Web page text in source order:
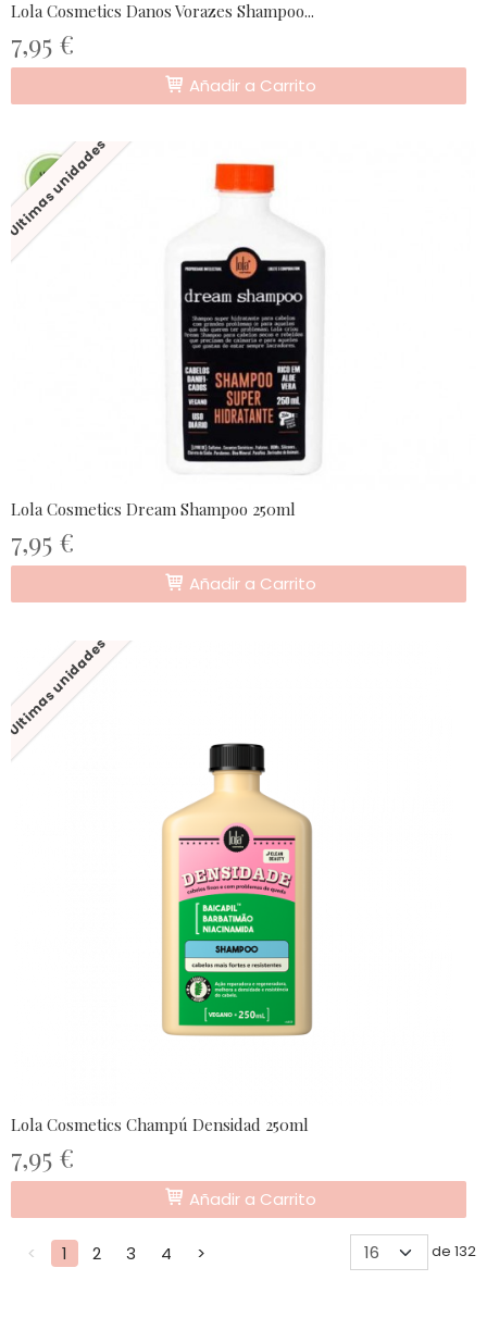
Lola Cosmetics Danos Vorazes Shampoo...
7,95 €
Añadir a Carrito
Últimas unidades
Lola Cosmetics Dream Shampoo 250ml
7,95 €
Añadir a Carrito
Últimas unidades
Lola Cosmetics Champú Densidad 250ml
7,95 €
Añadir a Carrito
< 1 2 3 4 > de 132